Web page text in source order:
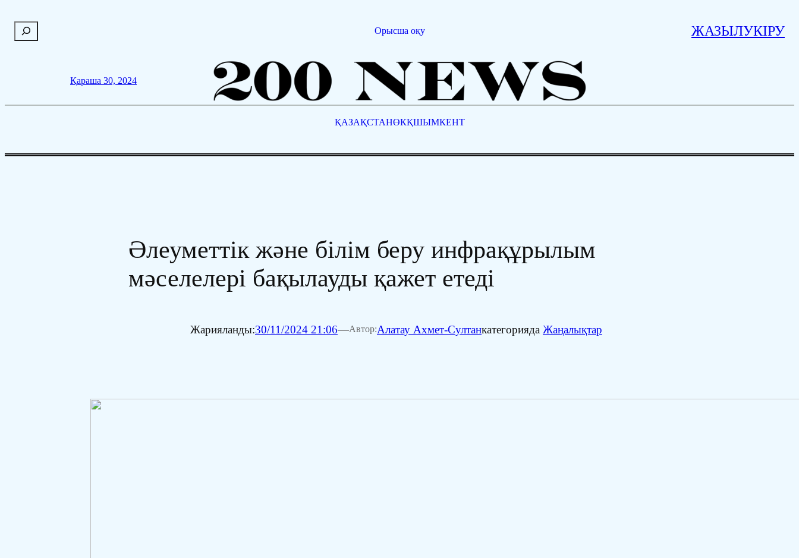
о
Орысша оқу ЖАЗЫЛУКІРУ
Қараша 30, 2024
ҚАЗАҚСТАНӨКҚШЫМКЕНТ
Әлеуметтік және білім беру инфрақұрылым
мәселелері бақылауды қажет етеді
Жарияланды:30/11/2024 21:06—Автор:Алатау Ахмет-Султанкатегорияда Жаңалықтар